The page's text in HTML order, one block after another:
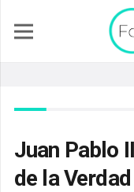
Juan Pablo
de la